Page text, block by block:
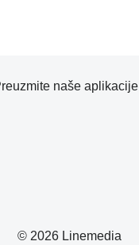
© 2026 Linemedia
naše aplikacije